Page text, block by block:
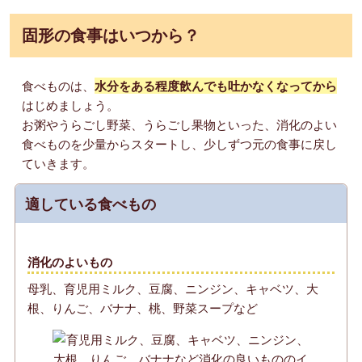
固形の食事はいつから？
食べものは、 水分をある程度飲んでも吐かなくなってから
はじめましょう。
お粥やうらごし野菜、うらごし果物といった、消化のよい
食べものを少量からスタートし、少しずつ元の食事に戻し
ていきます。
適している食べもの
消化のよいもの
母乳、育児用ミルク、豆腐、ニンジン、キャベツ、大
根、りんご、バナナ、桃、野菜スープなど